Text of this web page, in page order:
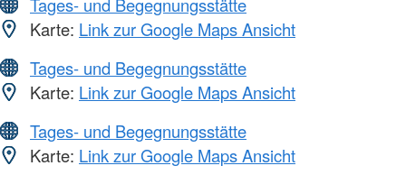
Tages- und Begegnungsstätte
Karte: Link zur Google Maps Ansicht
Tages- und Begegnungsstätte
Karte: Link zur Google Maps Ansicht
Tages- und Begegnungsstätte
Karte: Link zur Google Maps Ansicht